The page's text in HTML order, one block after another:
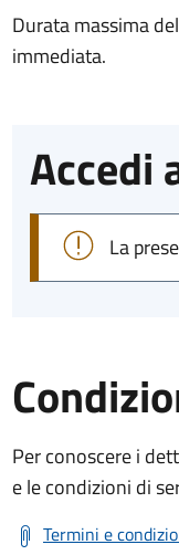
Durata massima
immediata.
Accedi
La
Per conoscere i
e le condizioni di
Termini e